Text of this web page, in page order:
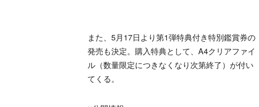
また、5月17日より第1弾特典付き特別鑑賞券の
発売も決定。購入特典として、A4クリアファイ
ル（数量限定につきなくなり次第終了）が付い
てくる。